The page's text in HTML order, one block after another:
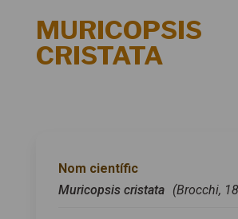
MURICOPSIS
CRISTATA
Nom científic
Muricopsis cristata (Brocchi,